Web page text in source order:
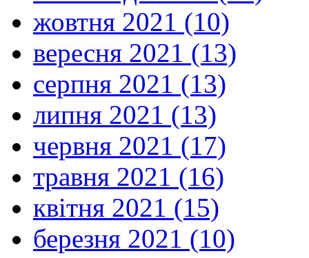
жовтня 2021 (10)
вересня 2021 (13)
серпня 2021 (13)
липня 2021 (13)
червня 2021 (17)
травня 2021 (16)
квітня 2021 (15)
березня 2021 (10)